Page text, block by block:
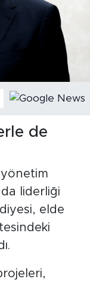
de
yönetim
liderliği
elde